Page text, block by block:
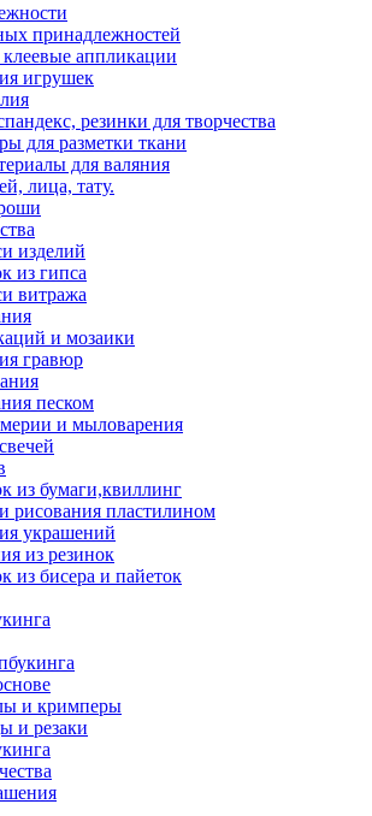
принадлежностей
аппликации
игрушек
резинки для творчества
для разметки ткани
для валяния
лица, тату.
изделий
из гипса
витража
и мозаики
гравюр
песком
и мыловарения
из бумаги,квиллинг
рисования пластилином
украшений
из резинок
из бисера и пайеток
и кримперы
и резаки